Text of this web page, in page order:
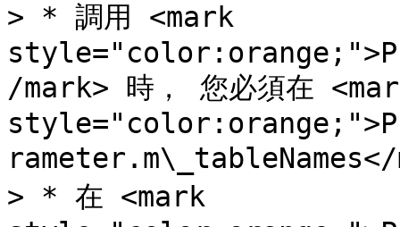
> * 調用 <mark
/mark> 時， 您必須在
rameter.m\_tableNames</
> * 在 <mark